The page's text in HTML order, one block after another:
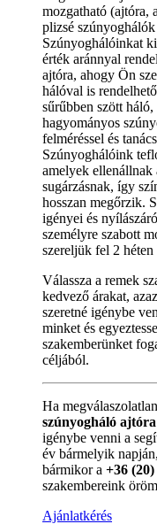
mozgatható (ajtóra,
plizsé
Szúnyoghálóinkat
érték aránnyal
ajtóra, ahogy Ön
hálóval is
sűrűbben szött
hagyományos
felméréssel és
Szúnyoghálóink
amelyek
sugárzásnak, így
hosszan megőrzik.
igényei és
személyre szabott
szereljük fel 2 héten
Válassza a remek
kedvező árakat,
szeretné igénybe
minket és
szakemberünket
céljából.
Ha
szúnyogháló ajtóra
igénybe venni a
év bármelyik
bármikor a +36
szakembereink
Ajánlatkérés